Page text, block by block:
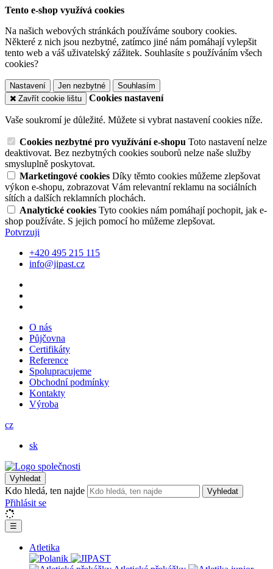
Tento e-shop využívá cookies
Na našich webových stránkách používáme soubory cookies.
Některé z nich jsou nezbytné, zatímco jiné nám pomáhají vylepšit
tento web a váš uživatelský zážitek. Souhlasíte s používáním všech
cookies?
Nastavení Jen nezbytné
Souhlasím
Zavřít cookie lištu
Cookies nastavení
Vaše soukromí je důležité. Můžete si vybrat nastavení cookies níže.
Cookies nezbytné pro využívání e-shopu Toto nastavení nelze
deaktivovat. Bez nezbytných cookies souborů nelze naše služby
smysluplně poskytovat.
Marketingové cookies Díky těmto cookies můžeme zlepšovat
výkon e-shopu, zobrazovat Vám relevantní reklamu na sociálních
sítích a dalších reklamních plochách.
Analytické cookies Tyto cookies nám pomáhají pochopit, jak e-
shop používáte. S jejich pomocí ho můžeme zlepšovat.
Potvrzuji
+420 495 215 115
info@jipast.cz
O nás
Půjčovna
Certifikáty
Reference
Spolupracujeme
Obchodní podmínky
Kontakty
Výroba
cz
sk
Vyhledat
Kdo hledá, ten najde Vyhledat
Přihlásit se
☰
Atletika